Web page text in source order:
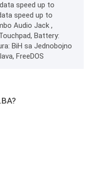
speed up to
speed up to
Audio Jack ,
Battery:
BiH sa Jednobojno
FreeDOS